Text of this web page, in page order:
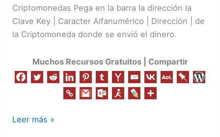
Criptomonedas Pega en la barra la dirección la
Clave Key | Caracter Alfanumérico | Dirección | de
la Criptomoneda donde se envió el dinero.
Muchos Recursos Gratuitos | Compartir
Leer más »